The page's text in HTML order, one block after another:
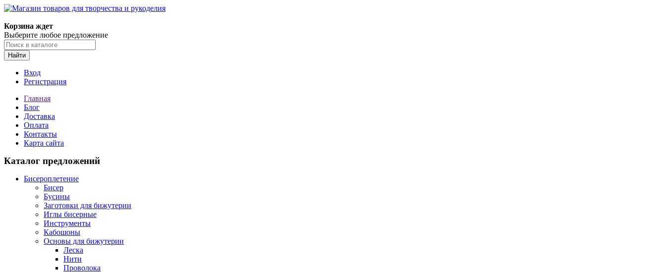
Корзина ждет
Выберите любое предложение
Найти
Вход
Регистрация
Главная
Блог
Доставка
Оплата
Контакты
Карта сайта
Каталог предложений
Бисероплетение
Бисер
Бусины
Заготовки для бижутерии
Иглы бисерные
Инструменты
Кабошоны
Основы для бижутерии
Леска
Нити
Проволока